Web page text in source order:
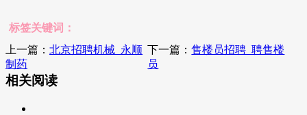
标签关键词：
上一篇： 北京招聘机械_永顺
制药
下一篇：售楼员招聘_聘售楼
员
相关阅读